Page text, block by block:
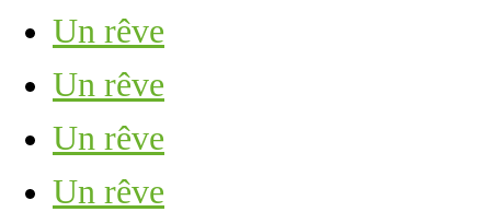
Un rêve
Un rêve
Un rêve
Un rêve